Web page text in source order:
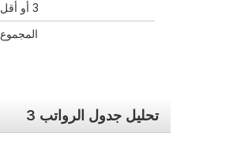
3 أو أقل
المجموع
تحليل جدول الرواتب 3